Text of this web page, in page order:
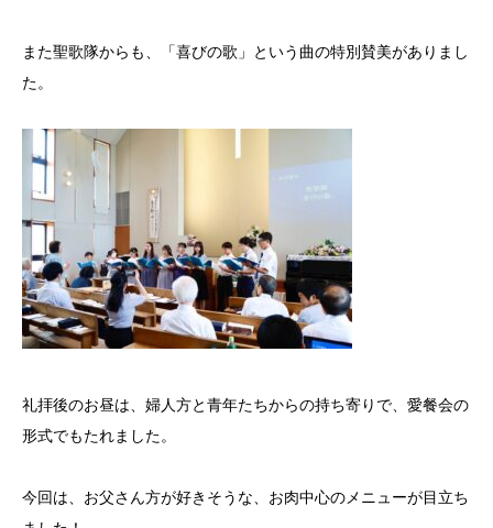
また聖歌隊からも、「喜びの歌」という曲の特別賛美がありまし
た。
礼拝後のお昼は、婦人方と青年たちからの持ち寄りで、愛餐会の
形式でもたれました。
今回は、お父さん方が好きそうな、お肉中心のメニューが目立ち